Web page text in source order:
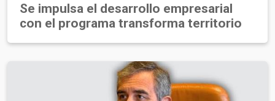
Se impulsa el desarrollo empresarial
con el programa transforma territorio